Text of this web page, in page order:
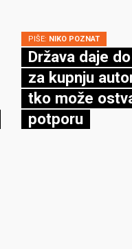
PIŠE: NIKO POZNAT
Država daje
za kupnju
tko može
potporu